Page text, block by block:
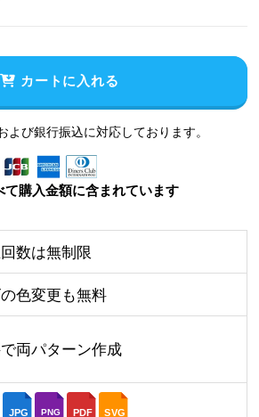
カートに入れる
よび銀行振込に対応しております。
て購入金額に含まれています
数は無制限
色変更も無料
両パターン作成
JPG PNG PDF SVG